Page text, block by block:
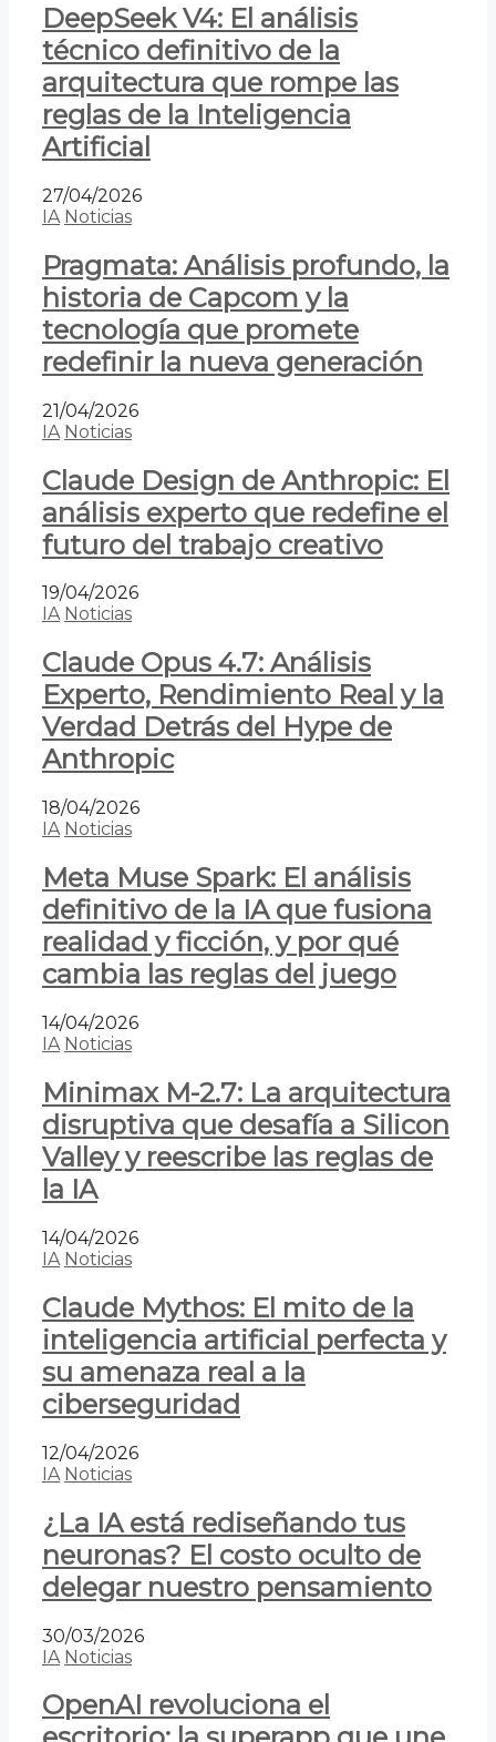
DeepSeek V4: El análisis
técnico definitivo de la
arquitectura que rompe las
reglas de la Inteligencia
Artificial
27/04/2026
IA Noticias
Pragmata: Análisis profundo, la
historia de Capcom y la
tecnología que promete
redefinir la nueva generación
21/04/2026
IA Noticias
Claude Design de Anthropic: El
análisis experto que redefine el
futuro del trabajo creativo
19/04/2026
IA Noticias
Claude Opus 4.7: Análisis
Experto, Rendimiento Real y la
Verdad Detrás del Hype de
Anthropic
18/04/2026
IA Noticias
Meta Muse Spark: El análisis
definitivo de la IA que fusiona
realidad y ficción, y por qué
cambia las reglas del juego
14/04/2026
IA Noticias
Minimax M-2.7: La arquitectura
disruptiva que desafía a Silicon
Valley y reescribe las reglas de
la IA
14/04/2026
IA Noticias
Claude Mythos: El mito de la
inteligencia artificial perfecta y
su amenaza real a la
ciberseguridad
12/04/2026
IA Noticias
¿La IA está rediseñando tus
neuronas? El costo oculto de
delegar nuestro pensamiento
30/03/2026
IA Noticias
OpenAI revoluciona el